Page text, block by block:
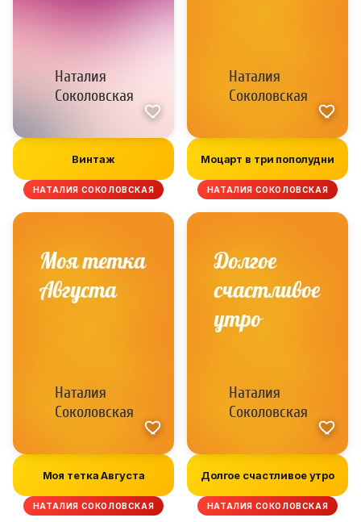
Винтаж
НАТАЛИЯ СОКОЛОВСКАЯ
Моцарт в три пополудни
НАТАЛИЯ СОКОЛОВСКАЯ
Моя тетка Августа
НАТАЛИЯ СОКОЛОВСКАЯ
Долгое счастливое утро
НАТАЛИЯ СОКОЛОВСКАЯ